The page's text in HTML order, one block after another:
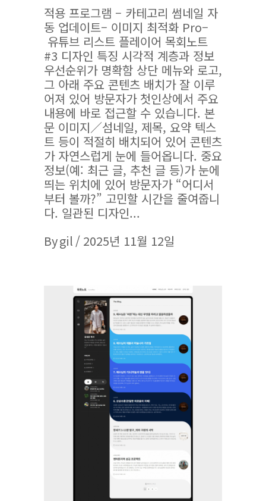
적용 프로그램 – 카테고리 썸네일 자
동 업데이트– 이미지 최적화 Pro–
유튜브 리스트 플레이어 목회노트
#3 디자인 특징 시각적 계층과 정보
우선순위가 명확함 상단 메뉴와 로고,
그 아래 주요 콘텐츠 배치가 잘 이루
어져 있어 방문자가 첫인상에서 주요
내용에 바로 접근할 수 있습니다. 본
문 이미지／섬네일, 제목, 요약 텍스
트 등이 적절히 배치되어 있어 콘텐츠
가 자연스럽게 눈에 들어옵니다. 중요
정보(예: 최근 글, 추천 글 등)가 눈에
띄는 위치에 있어 방문자가 “어디서
부터 볼까?” 고민할 시간을 줄여줍니
다. 일관된 디자인
Bygil 2025년 11월 12일